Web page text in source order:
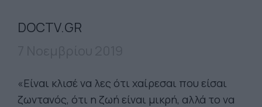
DOCTV.GR
«Είναι κλισέ να λες ότι χαίρεσαι που είσαι
ζωντανός, ότι η ζωή είναι μικρή, αλλά το να